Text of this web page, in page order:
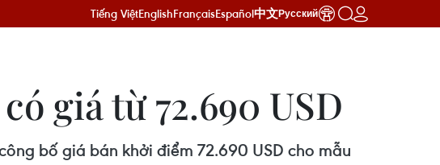
Tiếng ViệtEnglishFrançaisEspañol中文Русский
giá từ 72.690 USD
bố giá bán khởi điểm 72.690 USD cho mẫu